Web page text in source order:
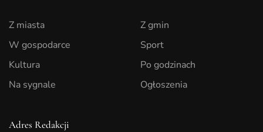
Z miasta
W gospodarce
Kultura
Na sygnale
Z gmin
Sport
Po godzinach
Ogłoszenia
Adres Redakcji